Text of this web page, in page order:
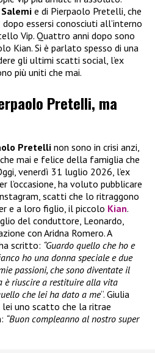
e di Pierpaolo Pretelli, che
essersi conosciuti all’interno
Vip. Quattro anni dopo sono
Kian. Si è parlato spesso di una
gli ultimi scatti social, l’ex
più uniti che mai.
Pretelli, ma
Pretellinon sono in crisi anzi,
mai e felice della famiglia che
venerdì 31 luglio 2026, l’ex
l’occasione, ha voluto pubblicare
scatti che lo ritraggono
e a loro figlio, il piccolo Kian.
del conduttore, Leonardo,
con Aridna Romero. A
scritto: “Guardo quello che ho e
ho una donna speciale e due
passioni, che sono diventate il
è riuscire a restituire alla vita
che lei ha dato a me“. Giulia
lei uno scatto che la ritrae
“Buon compleanno al nostro super